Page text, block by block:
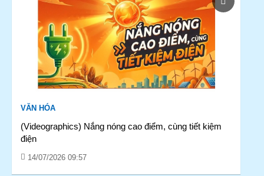
VĂN HÓA
(Videographics) Nắng nóng cao điểm, cùng tiết kiệm
điện
14/07/2026 09:57